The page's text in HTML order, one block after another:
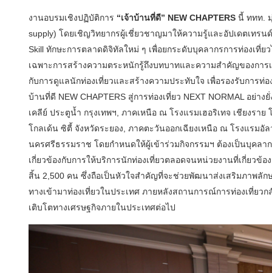
งานอบรมเชิงปฏิบัติการ “เจ้าบ้านที่ดี” NEW CHAPTERS นี้ ททท.
supply) โดยเชิญวิทยากรผู้เชี่ยวชาญมาให้ความรู้และอัปเดตเทรน
Skill ทักษะการตลาดดิจิทัลใหม่ ๆ เพื่อยกระดับบุคลากรการท่องเที่
เฉพาะการสร้างความตระหนักรู้ถึงบทบาทและความสำคัญของกา
กับการดูแลนักท่องเที่ยวและสร้างความประทับใจ เพื่อรองรับการ
บ้านที่ดี NEW CHAPTERS สู่การท่องเที่ยว NEXT NORMAL อย่
เคลีย์ ประตูน้ำ กรุงเทพฯ, ภาคเหนือ ณ โรงแรมเฮอริเทจ เชียงร
โกลเด้น ซิตี้ จังหวัดระยอง, ภาคตะวันออกเฉียงเหนือ ณ โรงแรม
นครศรีธรรมราช โดยกำหนดให้ผู้เข้าร่วมกิจกรรมฯ ต้องเป็นบุคล
เกี่ยวข้องกับการให้บริการนักท่องเที่ยวตลอดจนหน่วยงานที่เกี่ยวข้
สิ้น 2,500 คน ซึ่งถือเป็นหัวใจสำคัญที่จะช่วยพัฒนาส่งเสริมภาพลัก
ทางเข้ามาท่องเที่ยวในประเทศ ภายหลังสถานการณ์การท่องเที่ย
เติบโตทางเศรษฐกิจภายในประเทศต่อไป